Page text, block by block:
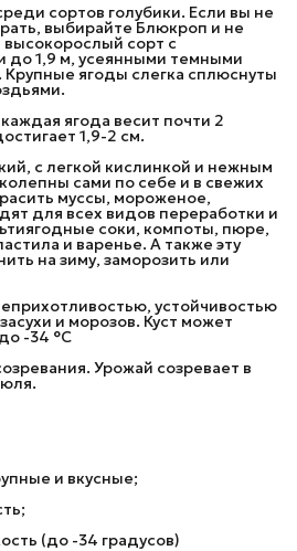
сортов голубики. Если вы не
выбирайте Блюкроп и не
сорт с
до 1,9 м, усеянными темными
ягоды слегка сплюснуты
ягода весит почти 2
1,9-2 см.
с легкой кислинкой и нежным
сами по себе и в свежих
муссы, мороженое,
для всех видов переработки и
соки, компоты, пюре,
и варенье. А также эту
на зиму, заморозить или
устойчивостью
и морозов. Куст может
-34 °C
Урожай созревает в
и вкусные;
(до -34 градусов)